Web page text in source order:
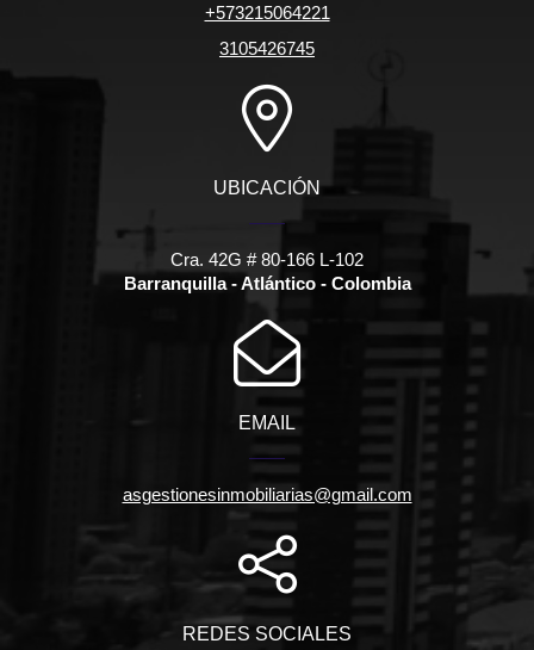
+573215064221
3105426745
UBICACIÓN
Cra. 42G # 80-166 L-102
Barranquilla - Atlántico - Colombia
EMAIL
asgestionesinmobiliarias@gmail.com
REDES SOCIALES